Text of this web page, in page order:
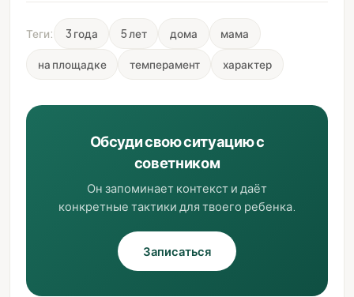
Теги: 3 года 5 лет дома мама
на площадке темперамент характер
Обсуди свою ситуацию с
советником
Он запоминает контекст и даёт
конкретные тактики для твоего ребенка.
Записаться